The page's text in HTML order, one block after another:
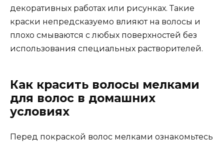
декоративных работах или рисунках. Такие
краски непредсказуемо влияют на волосы и
плохо смываются с любых поверхностей без
использования специальных растворителей.
Как красить волосы мелками
для волос в домашних
условиях
Перед покраской волос мелками ознакомьтесь